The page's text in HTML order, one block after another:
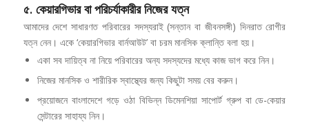
৫. কেয়ারগিভার বা পরিচর্যাকারীর নিজের যত্ন
আমাদের দেশে সাধারণত পরিবারের সদস্যরাই (সন্তান বা জীবনসঙ্গী) দিনরাত রোগীর
যত্ন নেন। একে ‘কেয়ারগিভার বার্নআউট’ বা চরম মানসিক ক্লান্তি বলা হয়।
একা সব দায়িত্ব না নিয়ে পরিবারের অন্য সদস্যদের মধ্যে কাজ ভাগ করে নিন।
নিজের মানসিক ও শারীরিক স্বাস্থ্যের জন্য কিছুটা সময় বের করুন।
প্রয়োজনে বাংলাদেশে গড়ে ওঠা বিভিন্ন ডিমেনশিয়া সাপোর্ট গ্রুপ বা ডে-কেয়ার
সেন্টারের সাহায্য নিন।